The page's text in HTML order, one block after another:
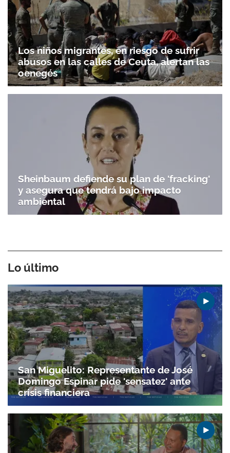
Los niños migrantes, en riesgo de sufrir
abusos en las calles de Ceuta, alertan las
oenegés
Sheinbaum defiende su plan de 'fracking'
y asegura que tendrá bajo impacto
ambiental
Lo último
San Miguelito: Representante de José
Domingo Espinar pide 'sensatez' ante
crisis financiera